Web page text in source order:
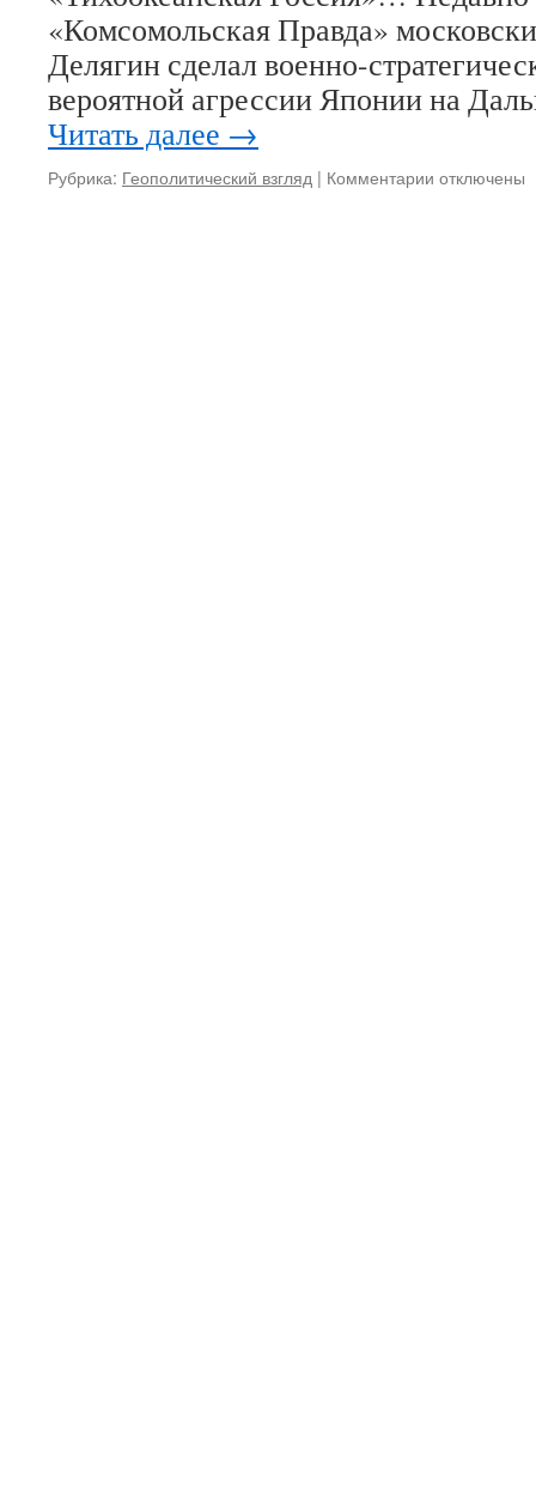
«Комсомольская Правда»
Делягин сделал военно-
вероятной агрессии Японии на
Читать далее →
Рубрика: Геополитический взгляд | Комментарии котключены